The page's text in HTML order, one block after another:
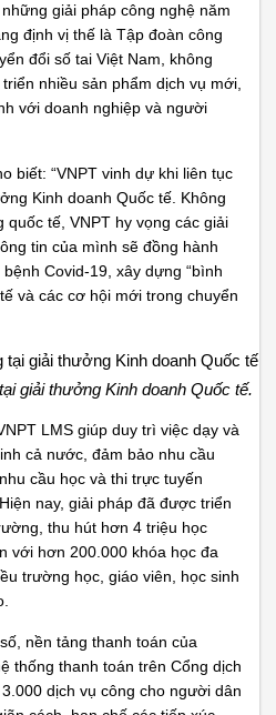
giải pháp công nghệ năm
định vị thế là Tập đoàn công
đổi số tai Việt Nam, không
nhiều sản phẩm dịch vụ mới,
với doanh nghiệp và người
biết: “VNPT vinh dự khi liên tục
Kinh doanh Quốc tế. Không
tế, VNPT hy vọng các giải
tin của mình sẽ đồng hành
Covid-19, xây dựng “bình
và các cơ hội mới trong chuyển
giải thưởng Kinh doanh Quốc tế.
LMS giúp duy trì việc dạy và
cả nước, đảm bảo nhu cầu
cầu học và thi trực tuyến
nay, giải pháp đã được triển
thu hút hơn 4 triệu học
với hơn 200.000 khóa học đa
trường học, giáo viên, học sinh
nền tảng thanh toán của
thống thanh toán trên Cổng dịch
dịch vụ công cho người dân